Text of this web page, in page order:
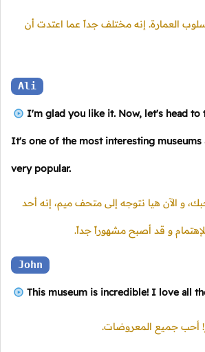
العمارة. إنه مختلف جداً عما اعتدت أن
Ali
I'm glad you like it. Now, let's head to
It's one of the most interesting museums
very popular.
و الآن هيا نتوجه إلى متحف ميم، إنه أحد
و قد أصبح مشهوراً جداً.
John
This museum is incredible! I love all
أحب جميع المعروضات.